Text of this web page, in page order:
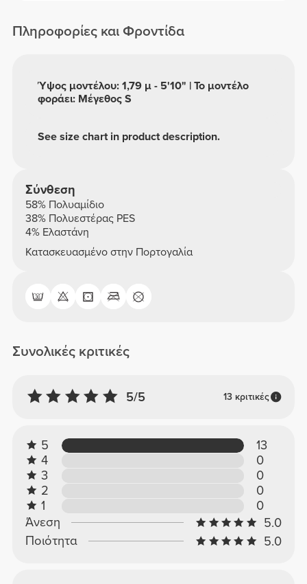
Πληροφορίες και Φροντίδα
See size chart in product description.
Ύψος μοντέλου: 1,79 μ - 5'10" | Το μοντέλο
φοράει: Μέγεθος S
Σύνθεση
58% Πολυαμίδιο
38% Πολυεστέρας PES
4% Ελαστάνη
Κατασκευασμένο στην Πορτογαλία
Συνολικές κριτικές
5/5 13 κριτικές
5
13
4
0
3
0
2
0
1
0
Άνεση
5.0
Ποιότητα
5.0